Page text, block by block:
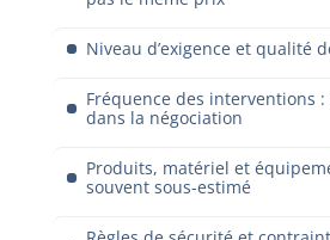
Niveau d’exigence et qualité
Fréquence des interventions
dans la négociation
Produits, matériel et
souvent sous-estimé